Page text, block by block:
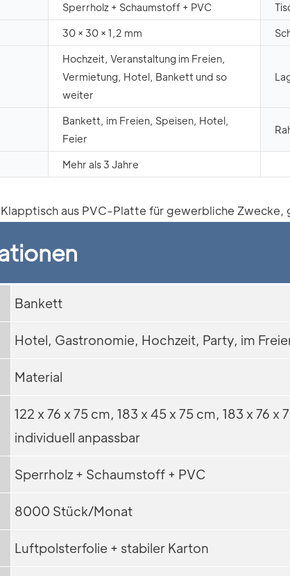
Sperrholz + Schaumstoff + PVC
30 × 30 × 1,2 mm
Hochzeit, Veranstaltung im Freien,
Vermietung, Hotel, Bankett und so
weiter
Bankett, im Freien, Speisen, Hotel,
Feier
Mehr als 3 Jahre
Bankett
Hotel, Gastronomie, Hochzeit, Party, im
Material
122 x 76 x 75 cm, 183 x 45 x 75 cm, 183 x 76 x
individuell anpassbar
Sperrholz + Schaumstoff + PVC
8000 Stück/Monat
Luftpolsterfolie + stabiler Karton